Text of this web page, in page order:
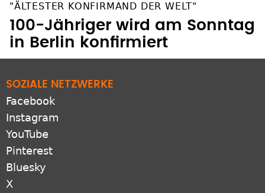
"ÄLTESTER KONFIRMAND DER WELT"
100-Jähriger wird am Sonntag
in Berlin konfirmiert
SOZIALE NETZWERKE
Facebook
Instagram
YouTube
Pinterest
Bluesky
X